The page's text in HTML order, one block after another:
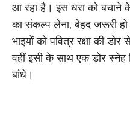
आ रहा है। इस धरा को बचाने के
का संकल्प लेना, बेहद जरूरी
भाइयों को पवित्र रक्षा की
वहीं इसी के साथ एक डोर स्नेह
बांधे।